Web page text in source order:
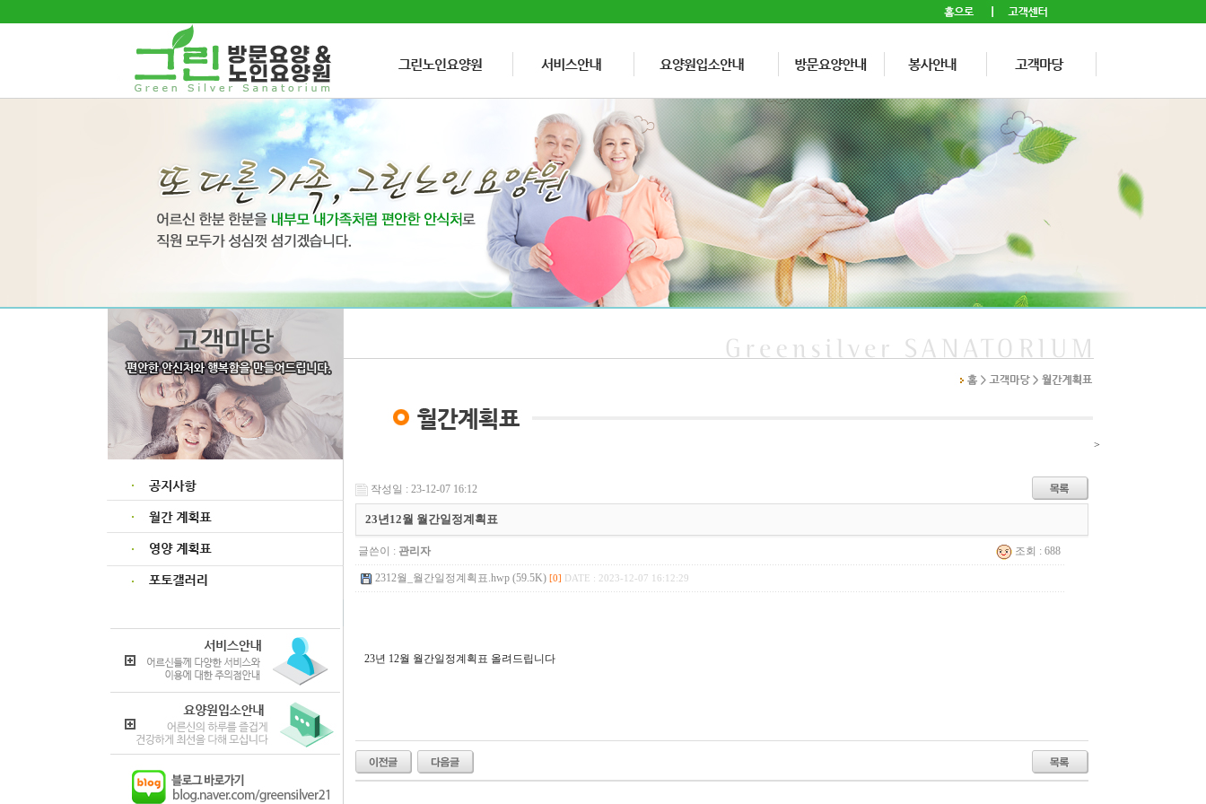
>
작성일 : 23-12-07 16:12
23년12월 월간일정계획표
글쓴이 : 관리자 조회 : 688
2312월_월간일정계획표.hwp (59.5K) [0] DATE : 2023-12-07 16:12:29
23년 12월 월간일정계획표 올려드립니다